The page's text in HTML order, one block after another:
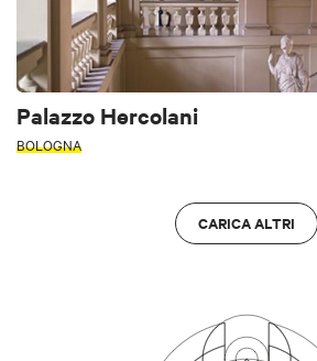
Palazzo Hercolani
BOLOGNA
CARICA ALTRI